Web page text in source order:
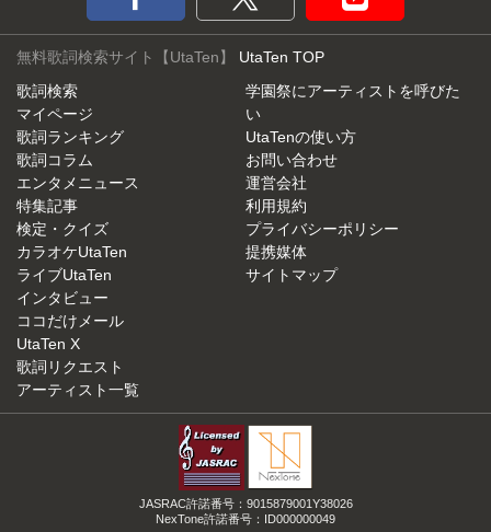
無料歌詞検索サイト【UtaTen】 UtaTen TOP
歌詞検索
マイページ
歌詞ランキング
歌詞コラム
エンタメニュース
特集記事
検定・クイズ
カラオケUtaTen
ライブUtaTen
インタビュー
ココだけメール
UtaTen X
歌詞リクエスト
アーティスト一覧
学園祭にアーティストを呼びた
い
UtaTenの使い方
お問い合わせ
運営会社
利用規約
プライバシーポリシー
提携媒体
サイトマップ
JASRAC許諾番号：9015879001Y38026
NexTone許諾番号：ID000000049